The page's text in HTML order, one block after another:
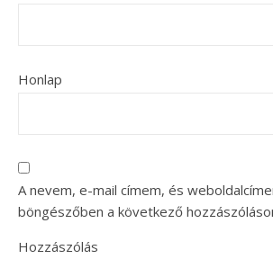
Honlap
A nevem, e-mail címem, és
böngészőben a következő
Hozzászólás